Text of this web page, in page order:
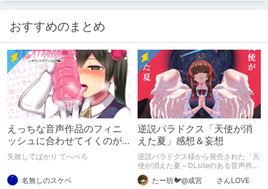
おすすめのまとめ
えっちな音声作品のフィニ
ッシュに合わせてイくのが
下手すぎる【失敗した話】
失敗してばかり てへぺろ
名無しのスケベ
逆説パラドクス「天使が消
えた夏」感想＆妄想
逆説パラドクス様から発売された「天
使が消えた夏～DLsiteのある音声作品
について～」の感想です。 妄想も多
いです。たー坊🐦@成宮 さんLOVE